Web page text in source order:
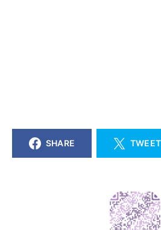
SHARE TWEET